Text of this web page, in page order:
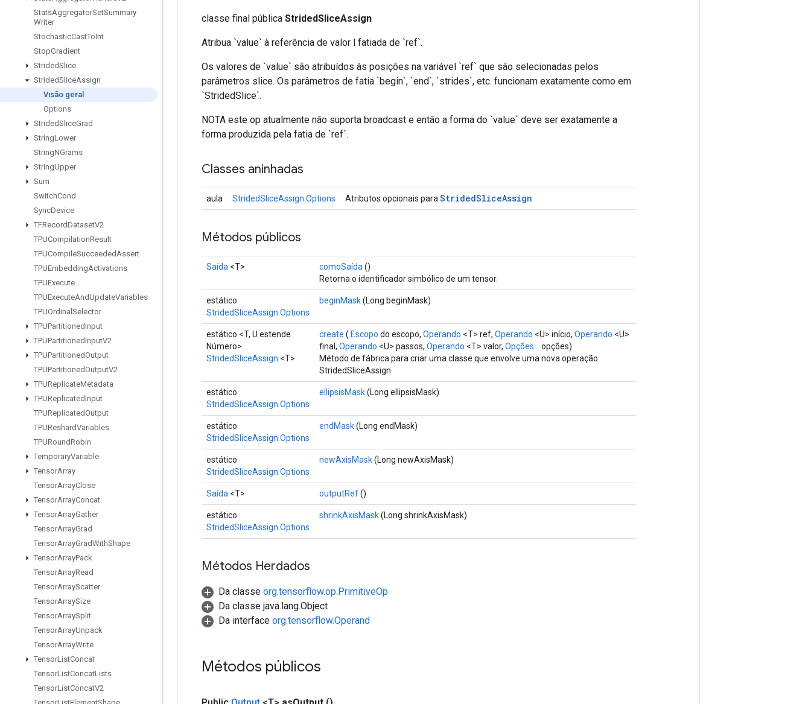
StatsAggregatorSetSummary
Writer
StochasticCastToInt
StopGradient
StridedSlice
StridedSliceAssign
Visão geral
Options
StridedSliceGrad
StringLower
StringNGrams
StringUpper
Sum
SwitchCond
SyncDevice
TFRecordDatasetV2
TPUCompilationResult
TPUCompileSucceededAssert
TPUEmbeddingActivations
TPUExecute
TPUExecuteAndUpdateVariables
TPUOrdinal Selector
TPUPartitionedInput
TPUPartitionedInputV2
TPUPartitionedOutput
TPUPartitionedOutputV2
TPUReplicateMetadata
TPUReplicatedInput
TPUReplicatedOutput
TPUReshardVariables
TPURoundRobin
TemporaryVariable
TensorArray
TensorArrayClose
TensorArrayConcat
TensorArrayGather
TensorArrayGrad
TensorArrayGradWithShape
TensorArrayPack
TensorArrayRead
TensorArrayScatter
TensorArraySize
TensorArraySplit
TensorArrayUnpack
TensorArrayWrite
TensorListConcat
TensorListConcatLists
TensorListConcatV2
classe final pública StridedSliceAssign
Atribua `value` à referência de valor l fatiada de `ref`.
Os valores de `value` são atribuídos às posições na variável `ref` que são selecionadas pelos
parâmetros slice. Os parâmetros de fatia `begin`, `end`, `strides`, etc. funcionam exatamente como em
`StridedSlice`.
NOTA este op atualmente não suporta broadcast e então a forma do `value` deve ser exatamente a
forma produzida pela fatia de `ref`.
Classes aninhadas
aula StridedSliceAssign.Options Atributos opcionais para StridedSliceAssign
Métodos públicos
Saída <T> comoSaída ()
Retorna o identificador simbólico de um tensor.
estático
StridedSliceAssign.Options
beginMask(Long beginMask)
estático <T, U estende
Número>
StridedSliceAssign <T>
create ( Escopo do escopo, Operando <T> ref, Operando <U> início, Operando <U>
final, Operando <U> passos, Operando <T> valor, Opções...
opções)
Método de fábrica para criar uma classe que envolve uma nova operação
StridedSliceAssign.
estático
StridedSliceAssign.Options
ellipsisMask(Long ellipsisMask)
estático
StridedSliceAssign.Options
endMask(Long endMask)
estático
StridedSliceAssign.Options
newAxisMask(Long newAxisMask)
Saída <T> outputRef()
estático
StridedSliceAssign.Options
shrinkAxisMask(Long shrinkAxisMask)
Métodos Herdados
Da classe org.tensorflow.op.PrimitiveOp
Da classe java.lang.Object
Da interface org.tensorflow.Operand
Métodos públicos